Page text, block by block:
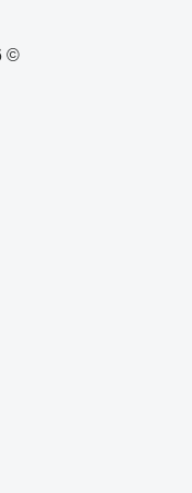
© 2026 Linemedia